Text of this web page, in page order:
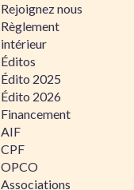
Rejoignez nous
Règlement
intérieur
Éditos
Édito 2025
Édito 2026
Financement
AIF
CPF
OPCO
Associations